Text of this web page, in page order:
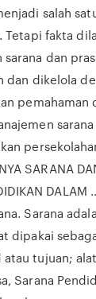
salah
Tetapi fakta
dan
dan dikelola
pemahaman
SARANA
DALAM
Sarana
dipakai
tujuan;
Sarana